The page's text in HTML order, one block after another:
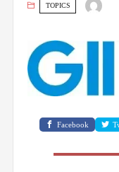
TOPICS
Facebook